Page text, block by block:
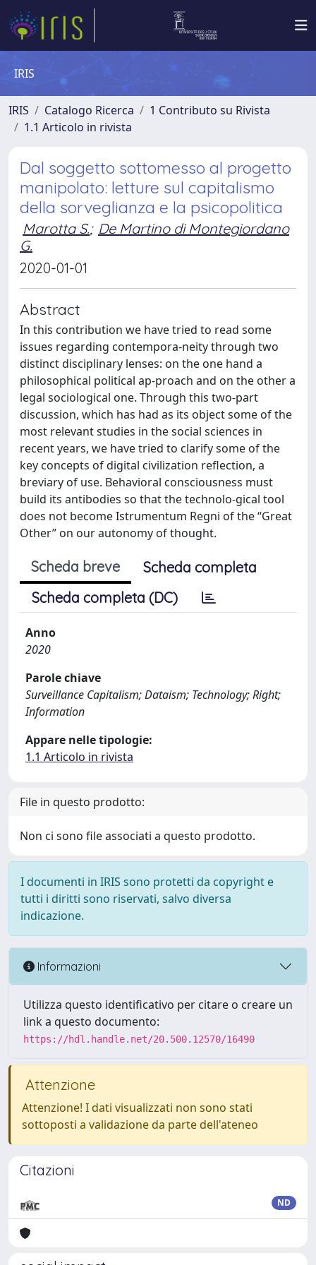
IRIS
IRIS Catalogo Ricerca
1 Contributo su Rivista
1.1 Articolo in rivista
Dal soggetto sottomesso al progetto
manipolato: letture sul capitalismo
della sorveglianza e la psicopolitica
Marotta S.; De Martino di Montegiordano
G.
2020-01-01
Abstract
In this contribution we have tried to read some
issues regarding contempora-neity through two
distinct disciplinary lenses: on the one hand a
philosophical political ap-proach and on the other a
legal sociological one. Through this two-part
discussion, which has had as its object some of the
most relevant studies in the social sciences in
recent years, we have tried to clarify some of the
key concepts of digital civilization reflection, a
breviary of use. Behavioral consciousness must
build its antibodies so that the technolo-gical tool
does not become Istrumentum Regni of the “Great
Other” on our autonomy of thought.
Scheda breve
Scheda completa
Scheda completa (DC)
Anno
2020
Parole chiave
Surveillance Capitalism; Dataism; Technology; Right;
Information
Appare nelle tipologie:
1.1 Articolo in rivista
File in questo prodotto:
Non ci sono file associati a questo prodotto.
I documenti in IRIS sono protetti da copyright e
tutti i diritti sono riservati, salvo diversa
indicazione.
Informazioni
Utilizza questo identificativo per citare o creare un
link a questo documento:
https://hdl.handle.net/20.500.12570/16490
Attenzione
Attenzione! I dati visualizzati non sono stati
sottoposti a validazione da parte dell'ateneo
Citazioni
ND